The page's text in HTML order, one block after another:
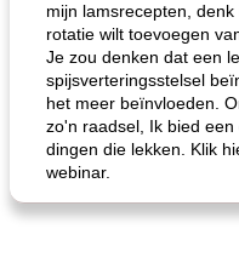
mijn lamsrecepten,
rotatie wilt toevoegen
Je zou denken dat een
spijsverteringsstelsel
het meer beïnvloeden.
zo'n raadsel, Ik bied
dingen die lekken. Klik
webinar.